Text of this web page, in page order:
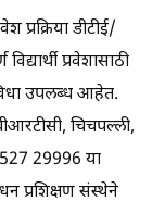
प्रक्रिया डीटीई/
प्रवेशासाठी
उपलब्ध आहेत.
चिचपल्ली,
29996 या
प्रशिक्षण संस्थेने